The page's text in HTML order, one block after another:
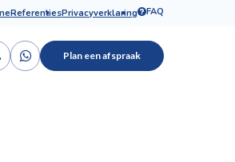
ReferentiesPrivacyverklaring FAQ
Plan een afspraak